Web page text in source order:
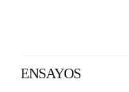
ENSAYOS